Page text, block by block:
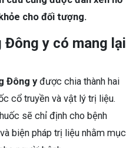
cho đối tượng.
y có mang lại
Đông yđược chia thành hai
cổ truyền và vật lý trị liệu.
sẽ chỉ định cho bệnh
biện pháp trị liệu nhằm mục